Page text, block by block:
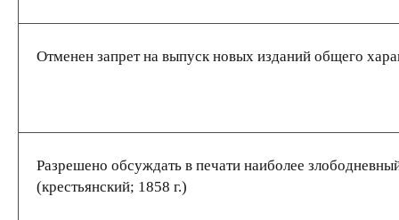
Отменен запрет на выпуск новых изданий общего
Разрешено обсуждать в печати наиболее
(крестьянский; 1858 г.)